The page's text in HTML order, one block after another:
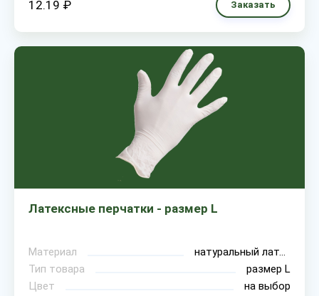
12.19 ₽ Заказать
Латексные перчатки - размер L
Материал
натуральный латекс
Тип товара
размер L
Цвет
на выбор